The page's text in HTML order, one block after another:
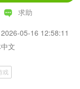
求助
05-16 12:58:11
文
戏